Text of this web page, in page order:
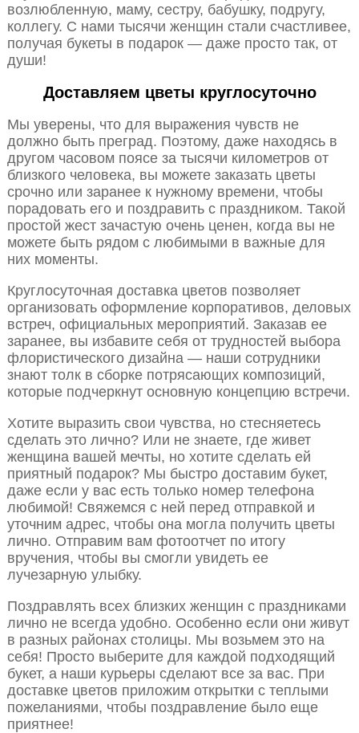
возлюбленную, маму, сестру, бабушку, подругу,
коллегу. С нами тысячи женщин стали счастливее,
получая букеты в подарок — даже просто так, от
души!
Доставляем цветы круглосуточно
Мы уверены, что для выражения чувств не
должно быть преград. Поэтому, даже находясь в
другом часовом поясе за тысячи километров от
близкого человека, вы можете заказать цветы
срочно или заранее к нужному времени, чтобы
порадовать его и поздравить с праздником. Такой
простой жест зачастую очень ценен, когда вы не
можете быть рядом с любимыми в важные для
них моменты.
Круглосуточная доставка цветов позволяет
организовать оформление корпоративов, деловых
встреч, официальных мероприятий. Заказав ее
заранее, вы избавите себя от трудностей выбора
флористического дизайна — наши сотрудники
знают толк в сборке потрясающих композиций,
которые подчеркнут основную концепцию встречи.
Хотите выразить свои чувства, но стесняетесь
сделать это лично? Или не знаете, где живет
женщина вашей мечты, но хотите сделать ей
приятный подарок? Мы быстро доставим букет,
даже если у вас есть только номер телефона
любимой! Свяжемся с ней перед отправкой и
уточним адрес, чтобы она могла получить цветы
лично. Отправим вам фотоотчет по итогу
вручения, чтобы вы смогли увидеть ее
лучезарную улыбку.
Поздравлять всех близких женщин с праздниками
лично не всегда удобно. Особенно если они живут
в разных районах столицы. Мы возьмем это на
себя! Просто выберите для каждой подходящий
букет, а наши курьеры сделают все за вас. При
доставке цветов приложим открытки с теплыми
пожеланиями, чтобы поздравление было еще
приятнее!